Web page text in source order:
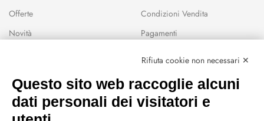
Offerte
Novità
Wishlist
Condizioni Vendita
Pagamenti
CEP GREEN
Rifiuta cookie non necessari ✕
Questo sito web raccoglie alcuni
dati personali dei visitatori e